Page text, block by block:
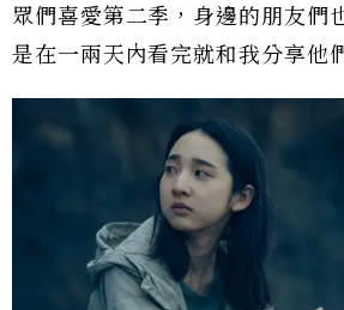
眾們喜愛第二季，身邊的朋友們
是在一兩天內看完就和我分享他